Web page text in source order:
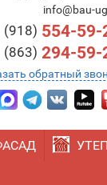
info@bau-
(918) 554-59-
(863) 294-59-
обратный